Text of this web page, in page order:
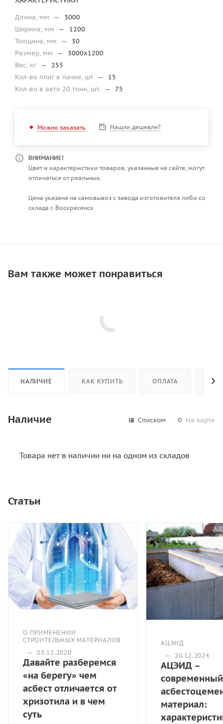
Длина, мм —
3000
Ширина, мм
—
1200
Толщина, мм
—
30
Размер, мм
—
3000х1200
Вес, кг —
255
Кол-во плит в пачке, шт —
15
Кол-во в авто 20 тонн, шт.
— 75
Можно заказать Нашли дешевле?
ВНИМАНИЕ!
Цвет и характеристики товаров, указанные на сайте, могут
отличаться от реальных.
Цена указана на самовывоз с завода изготовителя либо со
склада г. Воскресенск
Вам также может понравиться
НАЛИЧИЕ КАК КУПИТЬ ОПЛАТА
Наличие Списком На карте
Товара нет в наличии ни на одном из складов
Статьи
О ПРИМЕНЕНИИ
СТРОИТЕЛЬНЫХ МАТЕРИАЛОВ
—
03.12.2020
Давайте разберемся
«на берегу» чем
асбест отличается от
хризотила и в чем
суть
АЦЭИД
—
20.12.2024
АЦЭИД –
современный
материал: